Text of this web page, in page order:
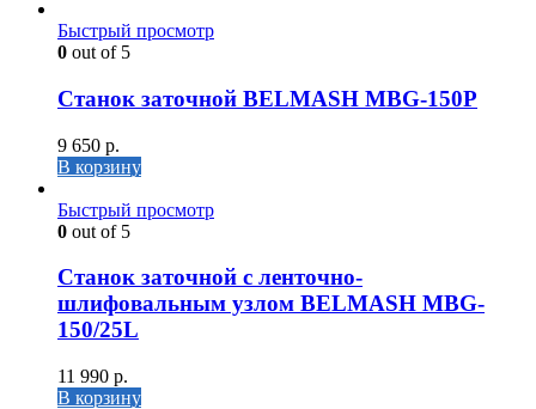
Быстрый просмотр
0 out of 5
Станок заточной BELMASH MBG-150P
9 650 р.
В корзину
Быстрый просмотр
0 out of 5
Станок заточной с ленточно-
шлифовальным узлом BELMASH MBG-
150/25L
11 990 р.
В корзину